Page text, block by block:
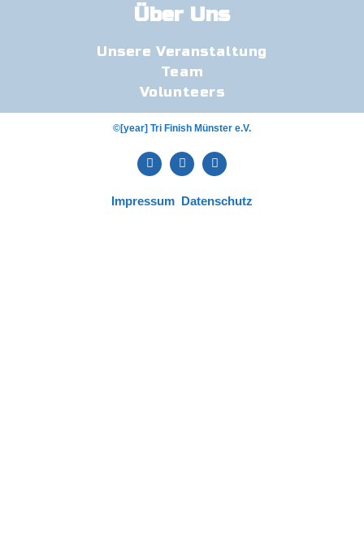
Über Uns
Unsere Veranstaltung
Team
Volunteers
©[year] Tri Finish Münster e.V.
Impressum Datenschutz